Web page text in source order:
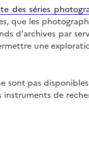
des séries
que les
d'archives par
une
sont pas
instruments de